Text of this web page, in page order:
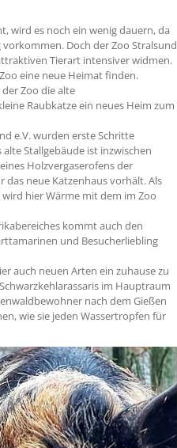
wird es noch ein wenig dauern, da
Doch der Zoo Stralsund
Tierart intensiver widmen.
eine neue Heimat finden.
Zoo die alte
Raubkatze ein neues Heim zum
e.V. wurden erste Schritte
Stallgebäude ist inzwischen
Holzvergaserofens der
das neue Katzenhaus vorhält. Als
hier Wärme mit dem im Zoo
kommt auch den
und Besucherliebling
auch neuen Arten ein zuhause zu
im Hauptraum
nach dem Gießen
wie sie jeden Wassertropfen für